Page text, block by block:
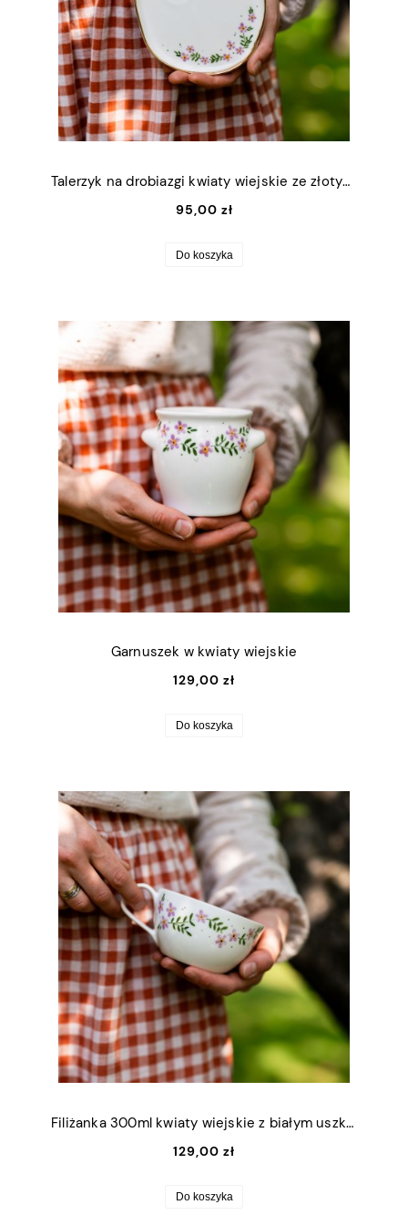
Talerzyk na drobiazgi kwiaty wiejskie ze złotym rantem 13x16,5cm (M)
95,00 zł
Do koszyka
Garnuszek w kwiaty wiejskie
129,00 zł
Do koszyka
Filiżanka 300ml kwiaty wiejskie z białym uszkiem
129,00 zł
Do koszyka